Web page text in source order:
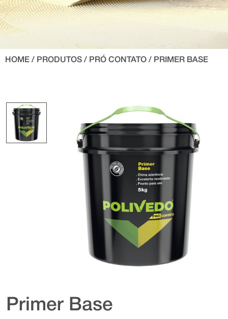
HOME / PRODUTOS / PRÓ CONTATO / PRIMER BASE
Primer Base